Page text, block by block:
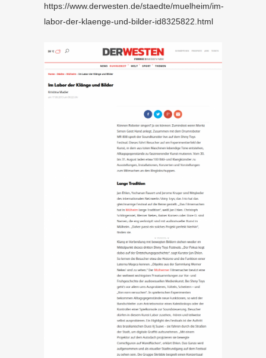
https://www.derwesten.de/staedte/muelheim/im-
labor-der-klaenge-und-bilder-id8325822.html